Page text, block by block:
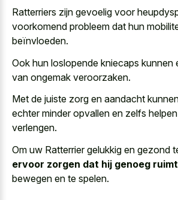
Ratterriers zijn gevoelig voor
voorkomend probleem dat hun
beïnvloeden.
Ook hun loslopende kniecaps kunnen
van ongemak veroorzaken.
Met de juiste zorg en aandacht
echter minder opvallen en zelfs
verlengen.
Om uw Ratterrier gelukkig en gezond
ervoor zorgen dat hij genoeg
bewegen en te spelen.